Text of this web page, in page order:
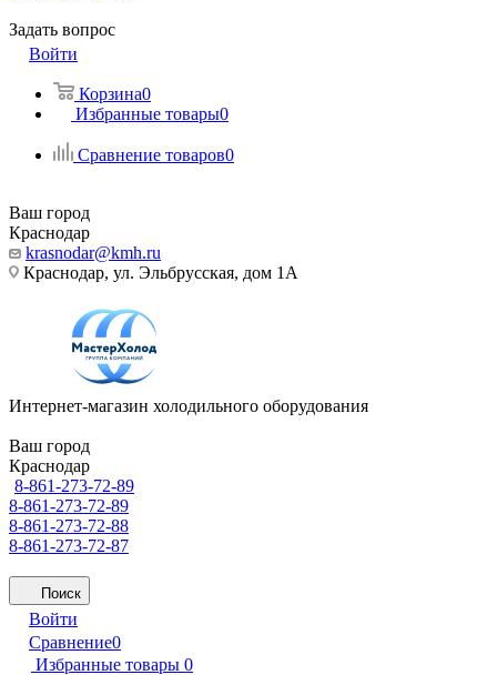
Задать вопрос
Войти
Корзина0
Избранные товары0
Сравнение товаров0
Ваш город
Краснодар
krasnodar@kmh.ru
Краснодар, ул. Эльбрусская, дом 1А
Интернет-магазин холодильного оборудования
Ваш город
Краснодар
8-861-273-72-89
8-861-273-72-89
8-861-273-72-88
8-861-273-72-87
Поиск
Войти
Сравнение0
Избранные товары 0